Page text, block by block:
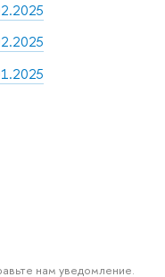
нам уведомление.